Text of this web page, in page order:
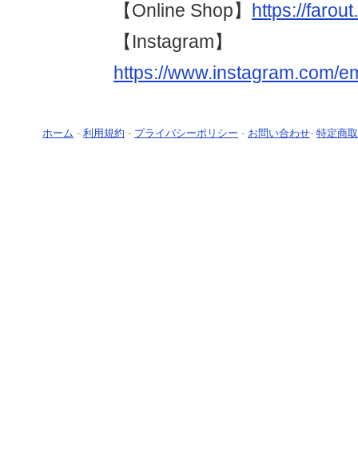
【Online Shop】
https://
【Instagram】
https://www.instagram.com/
ホーム - 利用規約 - プライバシーポリシー - お問い合わせ- 特定商